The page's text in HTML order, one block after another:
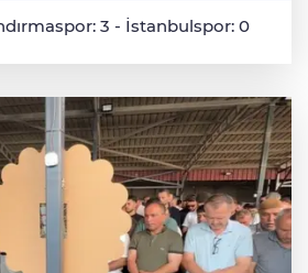
3 - İstanbulspor: 0